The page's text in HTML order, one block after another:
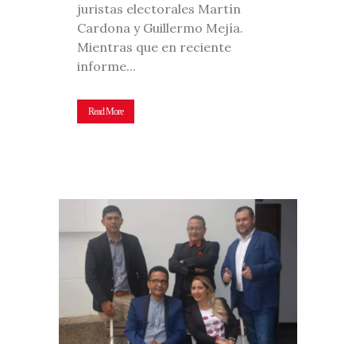
juristas electorales Martín
Cardona y Guillermo Mejía.
Mientras que en reciente
informe...
Read More